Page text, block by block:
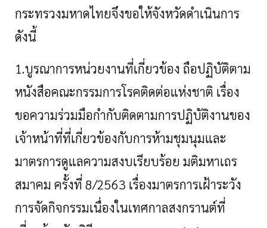
กระทรวงมหาดไทยจึงขอให้จังหวัดดำเนินการ
ดังนี้
1.บูรณาการหน่วยงานที่เกี่ยวข้อง ถือปฏิบัติตาม
หนังสือคณะกรรมการโรคติดต่อแห่งชาติ เรื่อง
ขอความร่วมมือกำกับติดตามการปฏิบัติงานของ
เจ้าหน้าที่ที่เกี่ยวข้องกับการห้ามชุมนุมและ
มาตรการดูแลความสงบเรียบร้อย มติมหาเถร
สมาคม ครั้งที่ 8/2563 เรื่องมาตรการเฝ้าระวัง
การจัดกิจกรรมเนื่องในเทศกาลสงกรานต์ที่